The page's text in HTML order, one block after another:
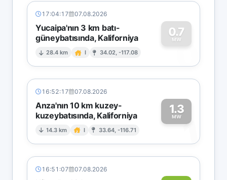
17:04:17 07.08.2026
Yucaipa'nın 3 km batı-
güneybatısında, Kaliforniya
28.4 km I 34.02, -117.08
0.7
MW
0
16:52:17 07.08.2026
Anza'nın 10 km kuzey-
kuzeybatısında, Kaliforniya
14.3 km I 33.64, -116.71
1.3
MW1
16:51:07 07.08.2026